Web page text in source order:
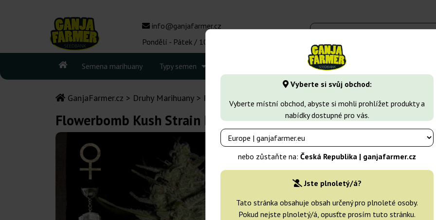
Vyberte si svůj obchod:
Vyberte místní obchod, abyste si mohli prohlížet produkty a
nabídky dostupné pro vás.
nebo zůstaňte na: Česká Republika | ganjafarmer.cz
Jste plnoletý/á?
Tato stránka obsahuje obsah určený pro plnoleté osoby.
Pokud nejste plnoletý/á, opusťte prosím tuto stránku.
info@ganjafarmer.cz
Pondělí - Pátek / 10:00 - 16:00
Semena marihuany Typy semen Druhy marihuany
GanjaFarmer.cz Druhy Marihuany Kush
Flowerbomb Kush Strain Hunters
Strain Hunters
3 semena
Odeslání do 3-7